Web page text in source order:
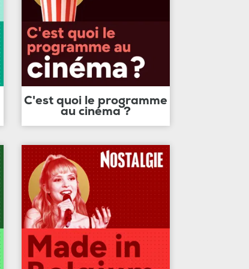
C'est quoi le programme
au cinéma ?